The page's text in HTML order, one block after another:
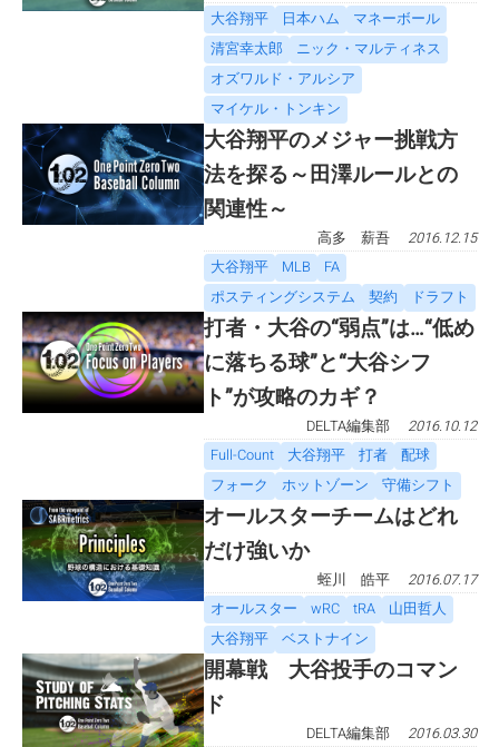
大谷翔平
日本ハム
マネーボール
清宮幸太郎
ニック・マルティネス
オズワルド・アルシア
マイケル・トンキン
大谷翔平のメジャー挑戦方
法を探る～田澤ルールとの
関連性～
高多 薪吾
2016.12.15
大谷翔平
MLB
FA
ポスティングシステム
契約 ドラフト
打者・大谷の“弱点”は…“低め
に落ちる球”と“大谷シフ
ト”が攻略のカギ？
DELTA編集部
2016.10.12
Full-Count
大谷翔平 打者
配球
フォーク
ホットゾーン 守備シフト
オールスターチームはどれ
だけ強いか
蛭川 皓平
2016.07.17
オールスター
wRC tRA
山田哲人
大谷翔平
ベストナイン
開幕戦 大谷投手のコマン
ド
DELTA編集部
2016.03.30